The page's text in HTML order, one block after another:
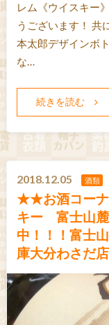
レム《ウイスキー
うございます！ 共
本太郎デザインボ
な…
続きを読む
2018.12.05 酒類
★★お酒コーナ
キー 富士山麓
中！！！富士
庫大分わさだ